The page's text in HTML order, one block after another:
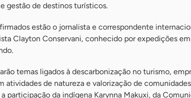
gestão de destinos turísticos.
estão o jornalista e correspondente
Clayton Conservani, conhecido por expedições
temas ligados à descarbonização no turismo,
atividades de natureza e valorização de
participação da indígena Karynna Makuxi, da